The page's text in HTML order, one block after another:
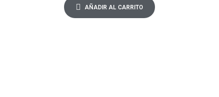
AÑADIR AL CARRITO